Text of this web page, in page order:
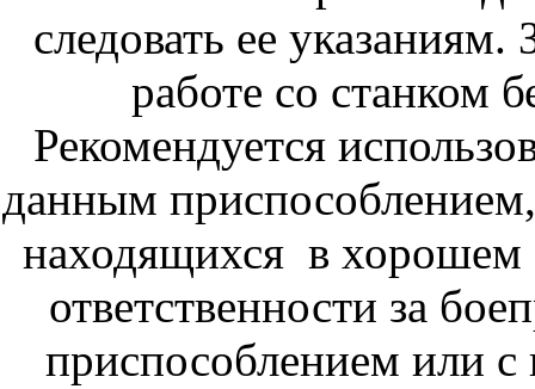
следовать ее указаниям.
работе со станком
Рекомендуется
данным
находящихся в хорошем
ответственности за
приспособлением или